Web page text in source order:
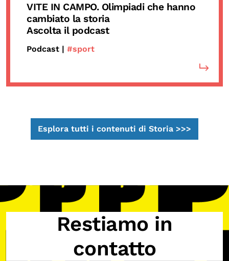
VITE IN CAMPO. Olimpiadi che hanno
cambiato la storia
Ascolta il podcast
Podcast | #sport
Esplora tutti i contenuti di Storia >>>
Restiamo in
contatto